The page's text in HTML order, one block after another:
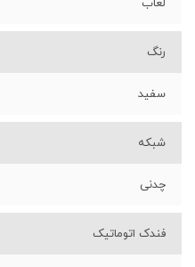
لعاب
رنگ
سفید
شبکه
چدنی
فندک اتوماتیک